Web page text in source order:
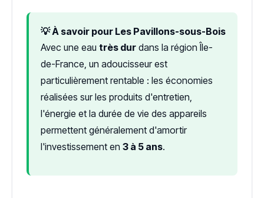
💡 À savoir pour Les Pavillons-sous-Bois
Avec une eau très dur dans la région Île-
de-France, un adoucisseur est
particulièrement rentable : les économies
réalisées sur les produits d'entretien,
l'énergie et la durée de vie des appareils
permettent généralement d'amortir
l'investissement en 3 à 5 ans.